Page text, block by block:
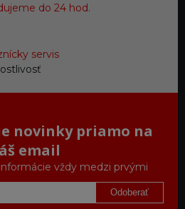
do 24 hod.
servis
novinky priamo na
email
vždy medzi prvými
Odoberať